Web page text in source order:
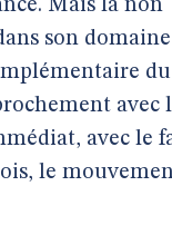
Mais la non
son
du
avec
avec le
le